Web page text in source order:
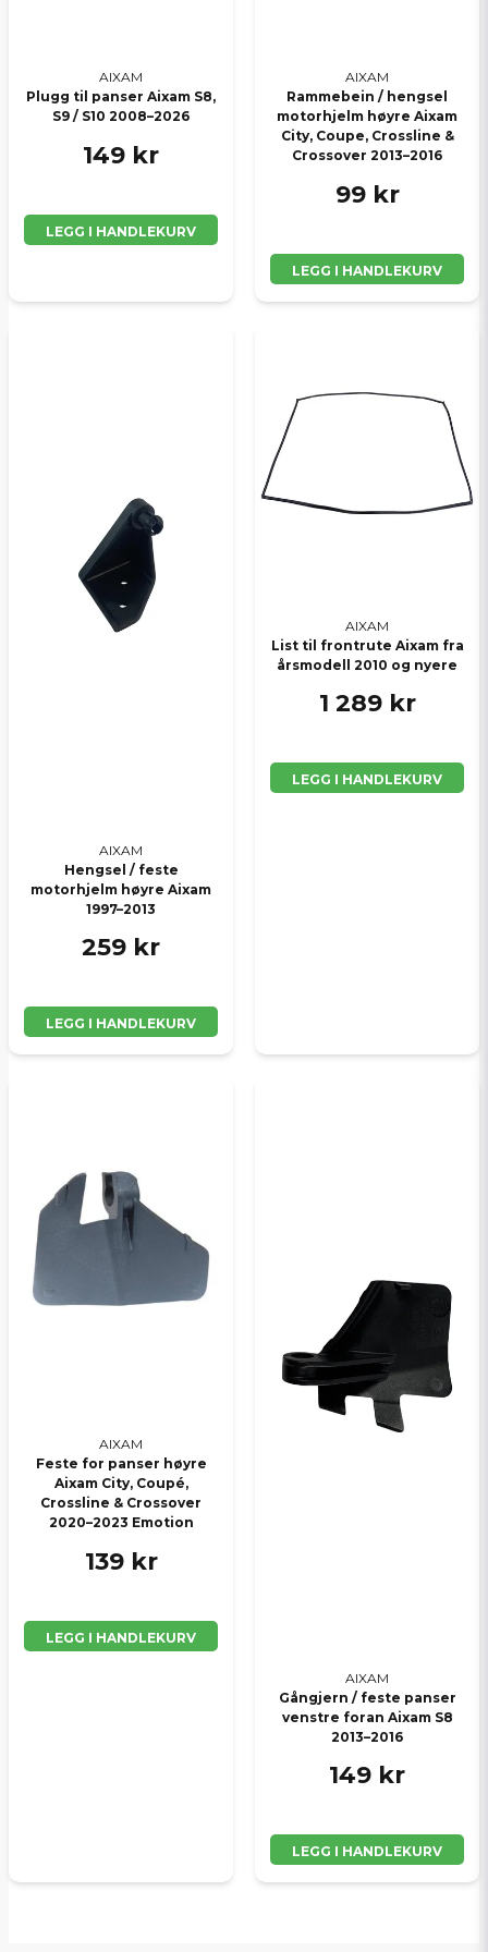
AIXAM
Plugg til panser Aixam S8,
S9 / S10 2008–2026
149 kr
LEGG I HANDLEKURV
AIXAM
Rammebein / hengsel
motorhjelm høyre Aixam
City, Coupe, Crossline &
Crossover 2013–2016
99 kr
LEGG I HANDLEKURV
AIXAM
Hengsel / feste
motorhjelm høyre Aixam
1997–2013
259 kr
LEGG I HANDLEKURV
AIXAM
List til frontrute Aixam fra
årsmodell 2010 og nyere
1 289 kr
LEGG I HANDLEKURV
AIXAM
Feste for panser høyre
Aixam City, Coupé,
Crossline & Crossover
2020–2023 Emotion
139 kr
LEGG I HANDLEKURV
AIXAM
Gångjern / feste panser
venstre foran Aixam S8
2013–2016
149 kr
LEGG I HANDLEKURV